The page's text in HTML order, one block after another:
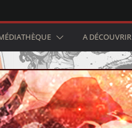
A DÉCOUVRIR